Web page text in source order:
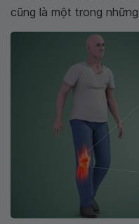
cũng là một trong